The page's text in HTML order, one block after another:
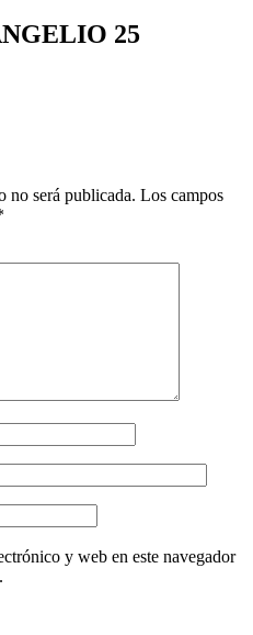
25
no será publicada. Los campos
y web en este navegador